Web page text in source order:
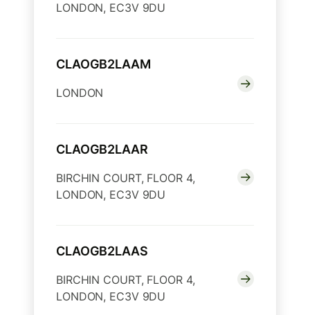
LONDON, EC3V 9DU
CLAOGB2LAAM
LONDON
CLAOGB2LAAR
BIRCHIN COURT, FLOOR 4,
LONDON, EC3V 9DU
CLAOGB2LAAS
BIRCHIN COURT, FLOOR 4,
LONDON, EC3V 9DU